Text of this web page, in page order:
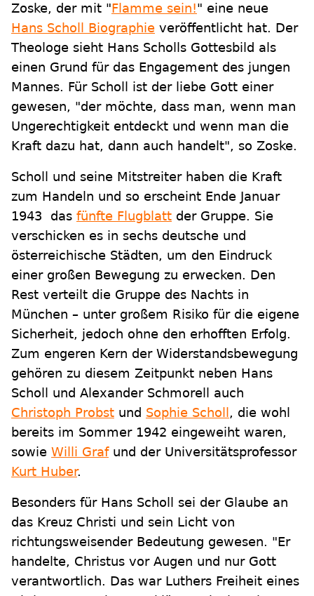
Zoske, der mit "Flamme sein!" eine neue
Hans Scholl Biographie veröffentlicht hat. Der
Theologe sieht Hans Scholls Gottesbild als
einen Grund für das Engagement des jungen
Mannes. Für Scholl ist der liebe Gott einer
gewesen, "der möchte, dass man, wenn man
Ungerechtigkeit entdeckt und wenn man die
Kraft dazu hat, dann auch handelt", so Zoske.
Scholl und seine Mitstreiter haben die Kraft
zum Handeln und so erscheint Ende Januar
1943 das fünfte Flugblatt der Gruppe. Sie
verschicken es in sechs deutsche und
österreichische Städten, um den Eindruck
einer großen Bewegung zu erwecken. Den
Rest verteilt die Gruppe des Nachts in
München – unter großem Risiko für die eigene
Sicherheit, jedoch ohne den erhofften Erfolg.
Zum engeren Kern der Widerstandsbewegung
gehören zu diesem Zeitpunkt neben Hans
Scholl und Alexander Schmorell auch
Christoph Probst und Sophie Scholl , die wohl
bereits im Sommer 1942 eingeweiht waren,
sowie Willi Grafund der Universitätsprofessor
Kurt Huber.
Besonders für Hans Scholl sei der Glaube an
das Kreuz Christi und sein Licht von
richtungsweisender Bedeutung gewesen. "Er
handelte, Christus vor Augen und nur Gott
verantwortlich. Das war Luthers Freiheit eines